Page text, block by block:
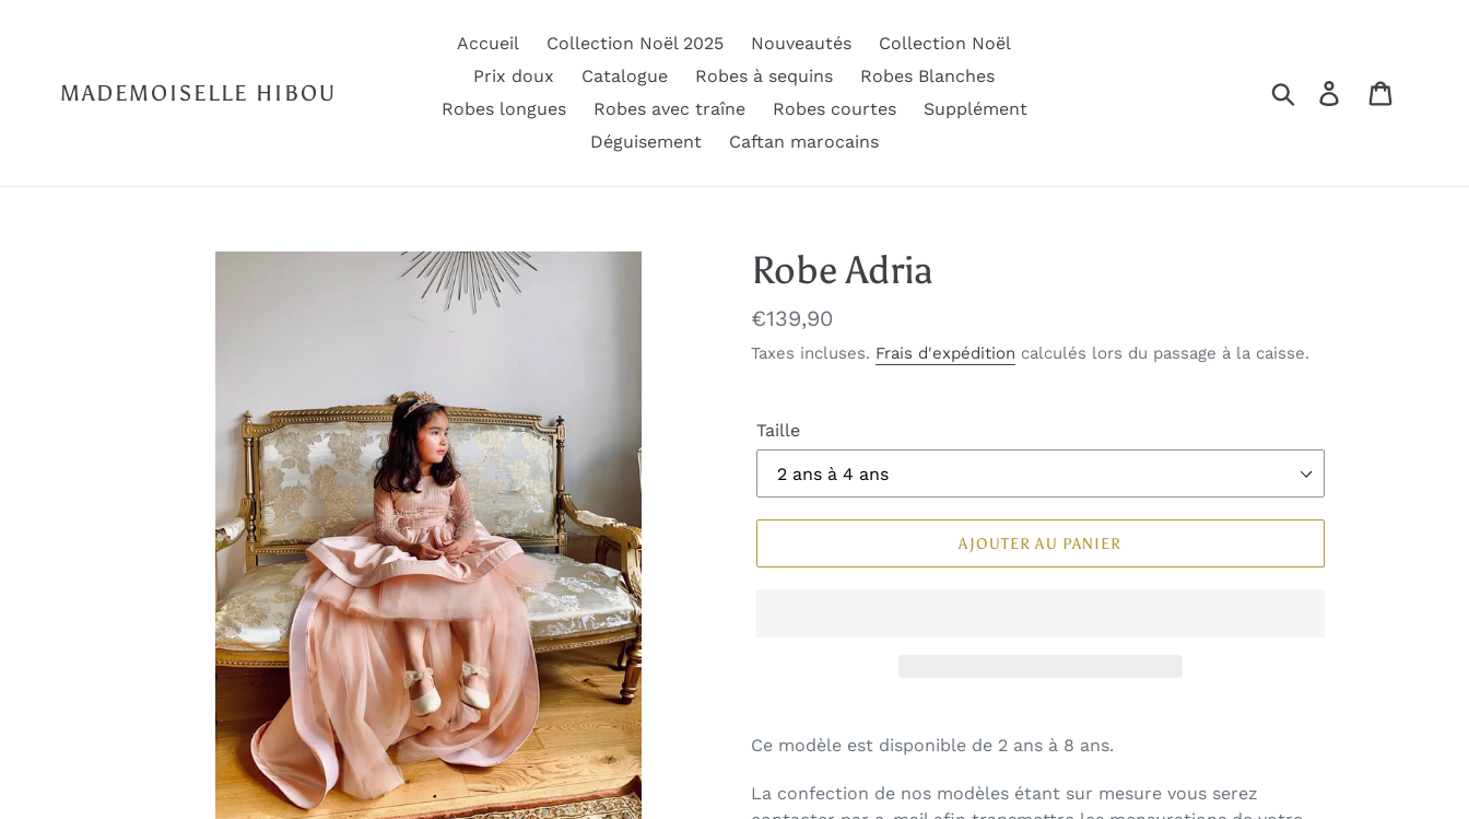
MADEMOISELLE HIBOU
Accueil Collection Noël 2025 Nouveautés
Collection Noël
Prix doux
Catalogue Robes à sequins
Robes Blanches
Robes longues
Robes avec traîne Robes courtes
Supplément
Déguisement
Caftan marocains
RechercherSe connecter
Robe Adria
Prix
normal
€139,90
Taxes incluses. Frais d'expédition calculés lors du passage à la caisse.
Taille
AJOUTER AU PANIER
Ce modèle est disponible de 2 ans à 8 ans.
La confection de nos modèles étant sur mesure vous serez